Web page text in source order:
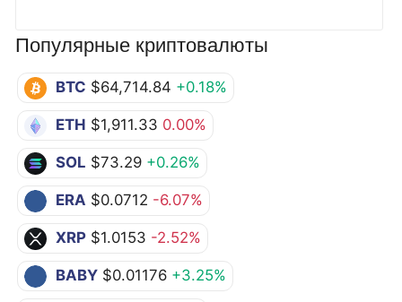
Популярные криптовалюты
BTC $64,714.84 +0.18%
ETH $1,911.33 0.00%
SOL $73.29 +0.26%
ERA $0.0712 -6.07%
XRP $1.0153 -2.52%
BABY $0.01176 +3.25%